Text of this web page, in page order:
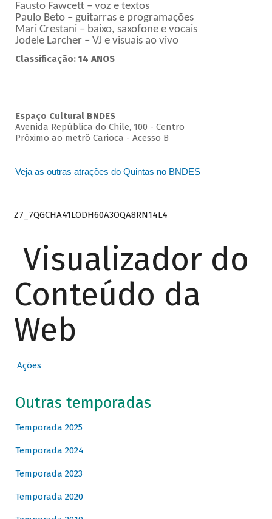
Fausto Fawcett – voz e textos
Paulo Beto – guitarras e programações
Mari Crestani – baixo, saxofone e vocais
Jodele Larcher – VJ e visuais ao vivo
Classificação: 14 ANOS
Espaço Cultural BNDES
Avenida República do Chile, 100 - Centro
Próximo ao metrô Carioca - Acesso B
Veja as outras atrações do Quintas no BNDES
Z7_7QGCHA41LODH60A3OQA8RN14L4
Visualizador do
Conteúdo da
Web
Ações
Outras temporadas
Temporada 2025
Temporada 2024
Temporada 2023
Temporada 2020